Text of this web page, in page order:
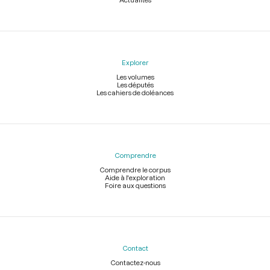
Explorer
Les volumes
Les députés
Les cahiers de doléances
Comprendre
Comprendre le corpus
Aide à l'exploration
Foire aux questions
Contact
Contactez-nous